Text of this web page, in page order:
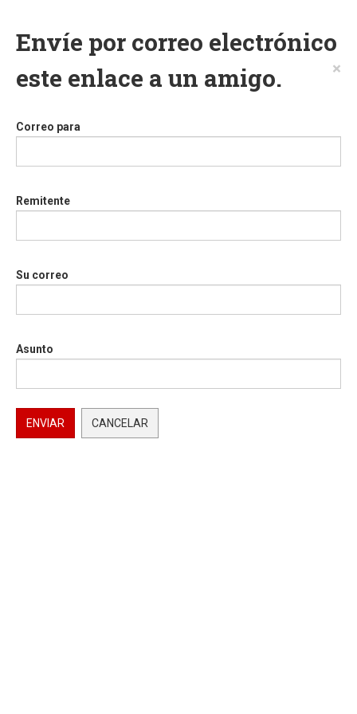
Envíe por correo electrónico
este enlace a un amigo.
×
Correo para
Remitente
Su correo
Asunto
ENVIAR CANCELAR